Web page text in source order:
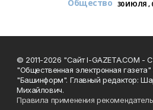
Общество 30 ИЮЛЯ ,
© 2011-2026 "Сайт I-GAZETA.COM -
"Общественная электронная
"Башинформ". Главный редактор:
Михайлович.
Правила применения